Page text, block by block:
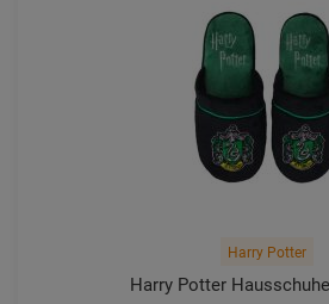
Harry Potter
Harry Potter